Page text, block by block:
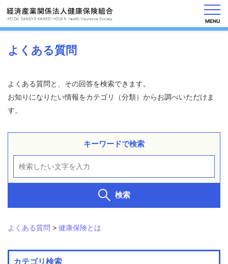
MENU
保
の
し
く
保
付
保
事
業
海
よくある質問
よくある質問と、その回答を検索できます。
お知りになりたい情報をカテゴリ（分類）からお調べいただけま
す。
キーワードで検索
検索
よくある質問 > 健康保険とは
カテゴリ検索